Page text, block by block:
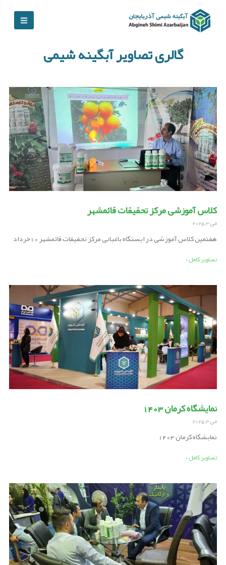
گالری تصاویر آبگینه شیمی
کلاس آموزشی مرکز تحقیقات قائمشهر
می 3, 2025
هفتمین کلاس آموزشی در ایستگاه باغبانی مرکز تحقیقات قائمشهر 10خرداد
تصاویر کامل »
نمایشگاه کرمان 1403
می 3, 2025
نمایشگاه کرمان 1403
تصاویر کامل »